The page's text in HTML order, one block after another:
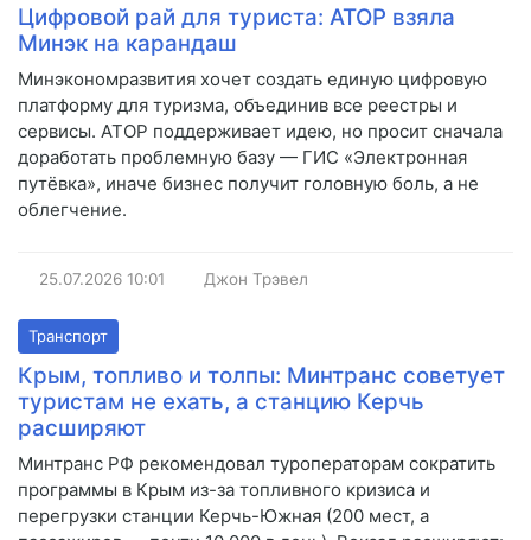
Цифровой рай для туриста: АТОР взяла
Минэк на карандаш
Минэкономразвития хочет создать единую цифровую
платформу для туризма, объединив все реестры и
сервисы. АТОР поддерживает идею, но просит сначала
доработать проблемную базу — ГИС «Электронная
путёвка», иначе бизнес получит головную боль, а не
облегчение.
25.07.2026 10:01 Джон Трэвел
Транспорт
Крым, топливо и толпы: Минтранс советует
туристам не ехать, а станцию Керчь
расширяют
Минтранс РФ рекомендовал туроператорам сократить
программы в Крым из-за топливного кризиса и
перегрузки станции Керчь-Южная (200 мест, а